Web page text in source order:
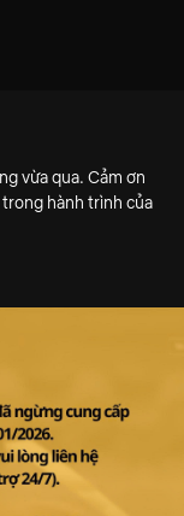
vừa qua. Cảm ơn
hành trình của